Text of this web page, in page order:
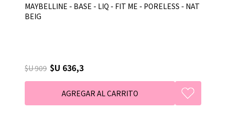
MAYBELLINE - BASE - LIQ - FIT ME - PORELESS - NAT
BEIG
$U 909 $U 636,3